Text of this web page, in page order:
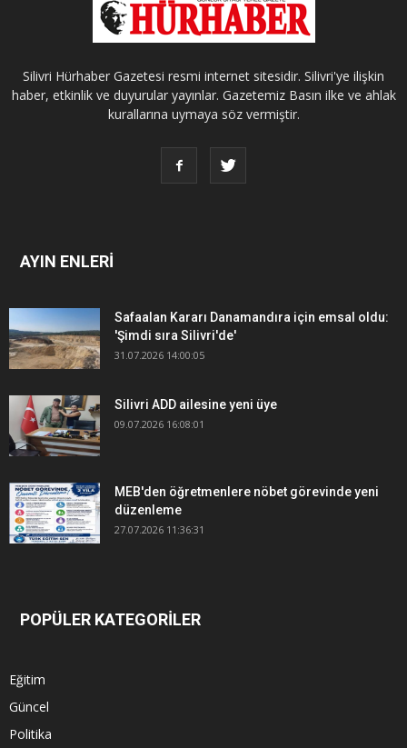
Silivri Hürhaber Gazetesi resmi internet sitesidir. Silivri'ye ilişkin
haber, etkinlik ve duyurular yayınlar. Gazetemiz Basın ilke ve ahlak
kurallarına uymaya söz vermiştir.
AYIN ENLERİ
Safaalan Kararı Danamandıra için emsal oldu:
'Şimdi sıra Silivri'de'
31.07.2026 14:00:05
Silivri ADD ailesine yeni üye
09.07.2026 16:08:01
MEB'den öğretmenlere nöbet görevinde yeni
düzenleme
27.07.2026 11:36:31
POPÜLER KATEGORİLER
Eğitim
Güncel
Politika